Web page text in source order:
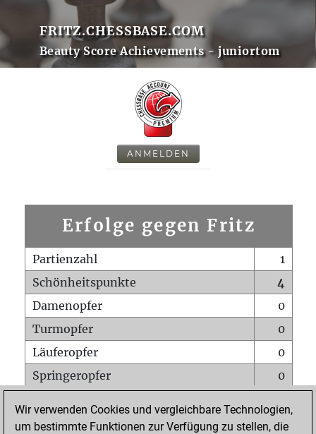
FRITZ.CHESSBASE.COM
Beauty Score Achievements - juniortom
ANMELDEN
Erfolge gegen Fritz
Partienzahl
1
Schönheitspunkte
4
Damenopfer
0
Turmopfer
0
Läuferopfer
0
Springeropfer
0
Matt auf vollem Brett
0
Wir verwenden Cookies und vergleichbare Technologien,
um bestimmte Funktionen zur Verfügung zu stellen, die